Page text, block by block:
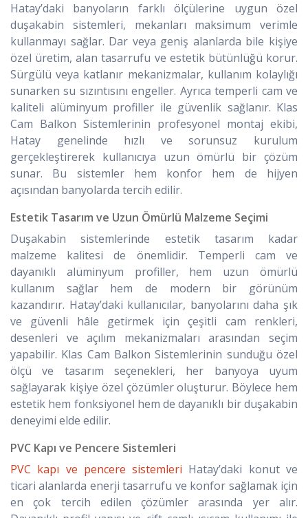
Hatay’daki banyoların farklı ölçülerine uygun özel
duşakabin sistemleri, mekanları maksimum verimle
kullanmayı sağlar. Dar veya geniş alanlarda bile kişiye
özel üretim, alan tasarrufu ve estetik bütünlüğü korur.
Sürgülü veya katlanır mekanizmalar, kullanım kolaylığı
sunarken su sızıntısını engeller. Ayrıca temperli cam ve
kaliteli alüminyum profiller ile güvenlik sağlanır. Klas
Cam Balkon Sistemlerinin profesyonel montaj ekibi,
Hatay genelinde hızlı ve sorunsuz kurulum
gerçekleştirerek kullanıcıya uzun ömürlü bir çözüm
sunar. Bu sistemler hem konfor hem de hijyen
açısından banyolarda tercih edilir.
Estetik Tasarım ve Uzun Ömürlü Malzeme Seçimi
Duşakabin sistemlerinde estetik tasarım kadar
malzeme kalitesi de önemlidir. Temperli cam ve
dayanıklı alüminyum profiller, hem uzun ömürlü
kullanım sağlar hem de modern bir görünüm
kazandırır. Hatay’daki kullanıcılar, banyolarını daha şık
ve güvenli hâle getirmek için çeşitli cam renkleri,
desenleri ve açılım mekanizmaları arasından seçim
yapabilir. Klas Cam Balkon Sistemlerinin sunduğu özel
ölçü ve tasarım seçenekleri, her banyoya uyum
sağlayarak kişiye özel çözümler oluşturur. Böylece hem
estetik hem fonksiyonel hem de dayanıklı bir duşakabin
deneyimi elde edilir.
PVC Kapı ve Pencere Sistemleri
PVC kapı ve pencere sistemleri Hatay’daki konut ve
ticari alanlarda enerji tasarrufu ve konfor sağlamak için
en çok tercih edilen çözümler arasında yer alır.